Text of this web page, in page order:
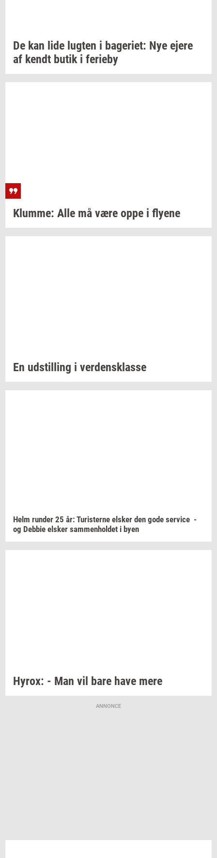
De kan lide lug­ten i ba­ge­ri­et: Nye ejere
af kendt butik i fe­ri­e­by
Klum­me: Alle må være oppe i fly­e­ne
En ud­stil­ling i ver­dens­klas­se
Helm run­der 25 år: Turi­ster­ne el­sker den gode ser­vi­ce -
og Deb­bie el­sker sam­men­hol­det i byen
Hyrox: - Man vil bare have mere
ANNONCE